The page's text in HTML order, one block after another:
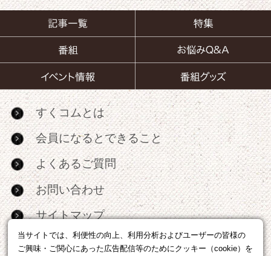
当サイトでは、利便性の向上、利用分析およびユーザーの皆様の
ご興味・ご関心にあった広告配信等のためにクッキー（cookie）を
すくコムとは
会員になるとできること
よくあるご質問
お問い合わせ
サイトマップ
RSS